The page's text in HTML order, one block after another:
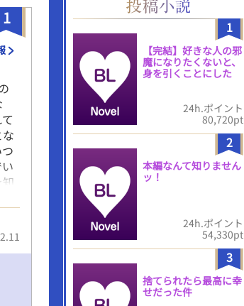
1 1
【完結】好きな人の邪
魔になりたくないと、
身を引くことにした
24h.ポイント
80,720pt
2
本編なんて知りません
ッ！
24h.ポイント
54,330pt
3
捨てられたら最高に幸
せだった件